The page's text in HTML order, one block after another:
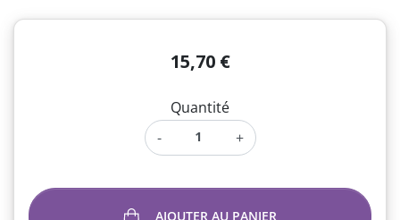
15,70 €
Quantité
-
+
AJOUTER AU PANIER